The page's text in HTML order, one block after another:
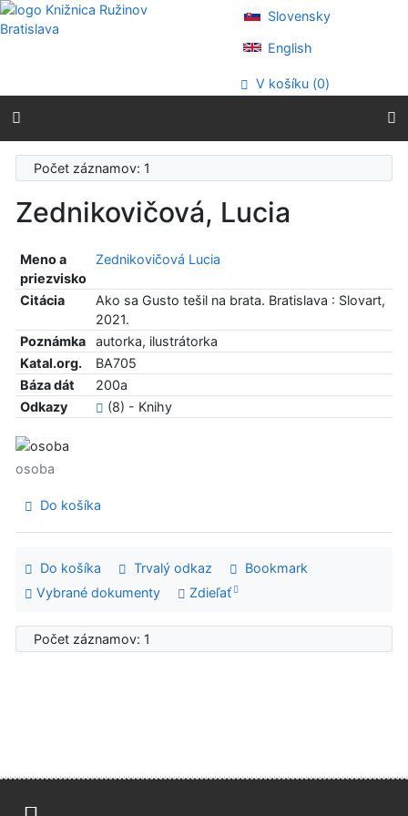
Prejsť na obsah
Prejsť na menu
Prehlásenie o webovej prístupnosti
Slovensky
English
V košíku (0)
Počet záznamov: 1
Zednikovičová, Lucia
Meno a
priezvisko
Zednikovičová Lucia
Citácia
Ako sa Gusto tešil na brata. Bratislava : Slovart,
2021.
Poznámka
autorka, ilustrátorka
Katal.org.
BA705
Báza dát
200a
Odkazy
(8) - Knihy
osoba
Do košíka
Do košíka Trvalý odkaz
Bookmark
Vybrané dokumenty
Zdieľať
Počet záznamov: 1